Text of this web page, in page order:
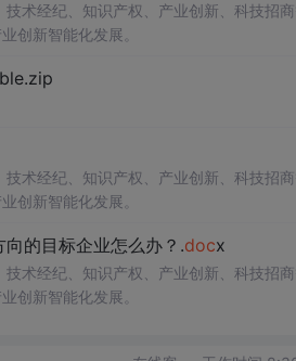
术经纪、知识产权、产业创新、科技招
创新智能化发展。
术经纪、知识产权、产业创新、科技招
创新智能化发展。
的目标企业怎么办？.docx
术经纪、知识产权、产业创新、科技招
创新智能化发展。